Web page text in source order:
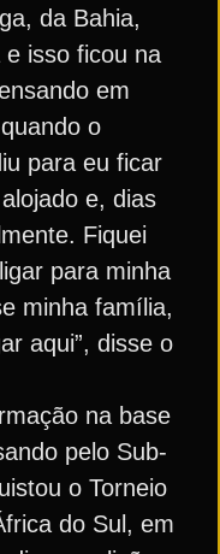
da Bahia,
isso ficou na
em
o
para eu ficar
e, dias
Fiquei
para minha
minha família,
aqui”, disse o
na base
pelo Sub-
o Torneio
do Sul, em